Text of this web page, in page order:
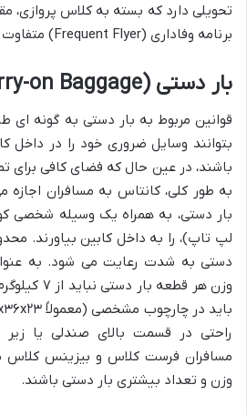
تحویلی دارد که بسته به کلاس
برنامه وفاداری (Frequent Flyer) متفاوت است.
بار دستی (Carry-on Baggage)
قوانین مربوط به بار دستی به گونه ای
بتوانند وسایل ضروری خود را در داخل
باشند، در عین حال که فضای کافی برای
به طور کلی، کانتاس به مسافران
بار دستی، به همراه یک وسیله شخصی
لپ تاپ)، را به داخل کابین بیاورند.
دستی به شدت رعایت می شود. به عنوان
وزن هر قطعه
راحتی در قسمت بالای صندلی یا زیر
مسافران فرست کلاس و بیزینس
وزن و تعداد بیشتری بار دستی باشند.